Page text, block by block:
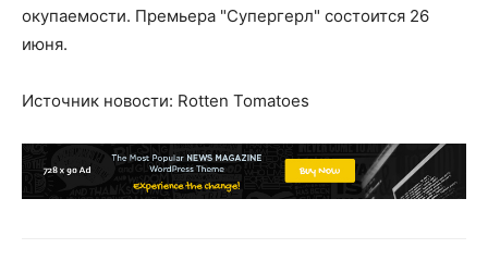
окупаемости. Премьера "Супергерл" состоится 26
июня.
Источник новости: Rotten Tomatoes